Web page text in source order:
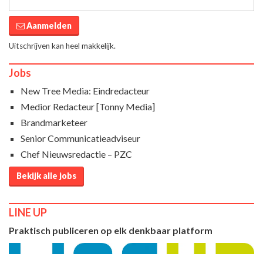
Aanmelden
Uitschrijven kan heel makkelijk.
Jobs
New Tree Media: Eindredacteur
Medior Redacteur [Tonny Media]
Brandmarketeer
Senior Communicatieadviseur
Chef Nieuwsredactie – PZC
Bekijk alle jobs
LINE UP
Praktisch publiceren op elk denkbaar platform